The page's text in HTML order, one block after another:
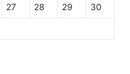
27 28 29 30